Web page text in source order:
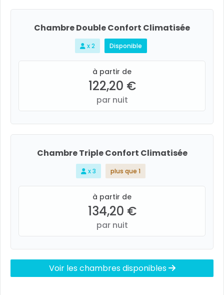
Chambre Double Confort Climatisée
x 2 Disponible
à partir de
122,20 €
par nuit
Chambre Triple Confort Climatisée
x 3 plus que 1
à partir de
134,20 €
par nuit
Voir les chambres disponibles